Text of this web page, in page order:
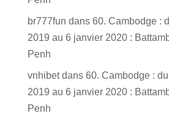
br777fun dans 60. Cambodge :
2019 au 6 janvier 2020 :
Penh
vnhibetdans 60. Cambodge :
2019 au 6 janvier 2020 :
Penh